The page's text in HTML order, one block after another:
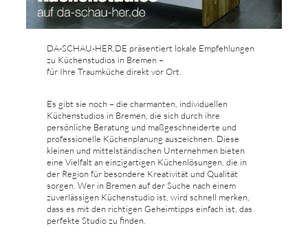
DA-SCHAU-HER.DE präsentiert lokale Empfehlungen
zu Küchenstudios in Bremen –
für Ihre Traumküche direkt vor Ort.
Es gibt sie noch – die charmanten, individuellen
Küchenstudios in Bremen, die sich durch ihre
persönliche Beratung und maßgeschneiderte und
professionelle Küchenplanung auszeichnen. Diese
kleinen und mittelständischen Unternehmen bieten
eine Vielfalt an einzigartigen Küchenlösungen, die in
der Region für besondere Kreativität und Qualität
sorgen. Wer in Bremen auf der Suche nach einem
zuverlässigen Küchenstudio ist, wird schnell merken,
dass es mit den richtigen Geheimtipps einfach ist, das
perfekte Studio zu finden.